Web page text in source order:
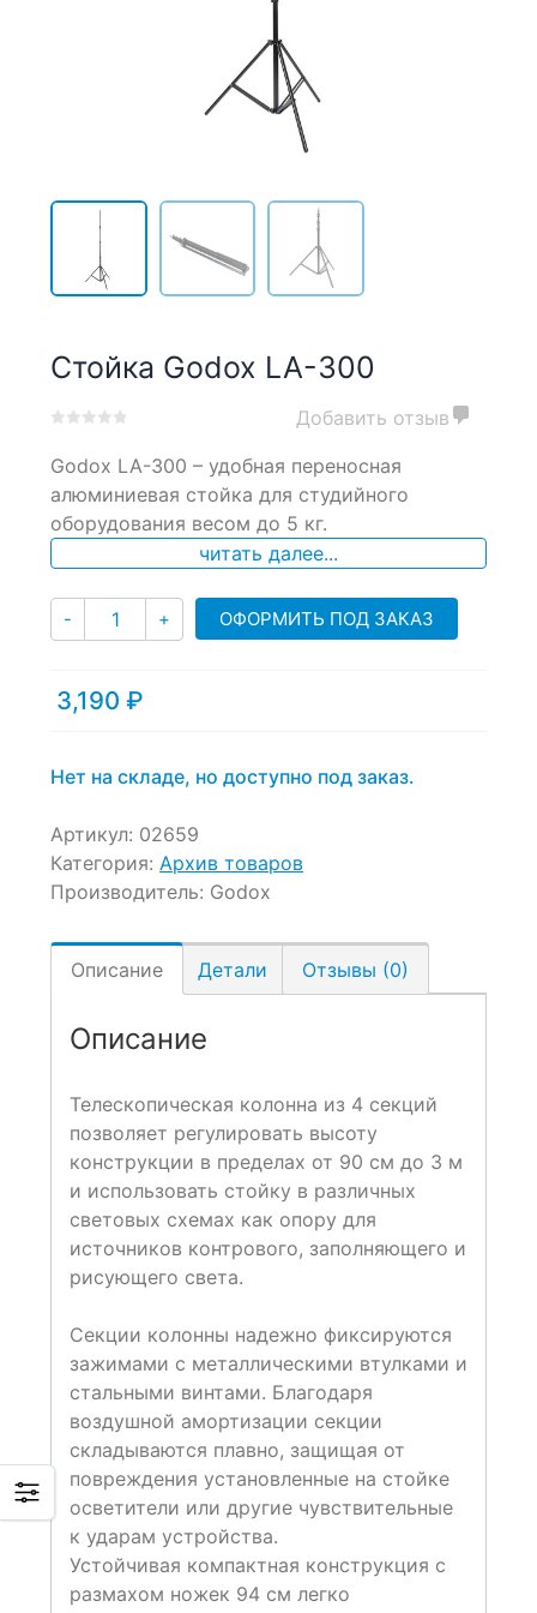
Стойка Godox LA-300
out
on
Добавить отзыв
Godox LA-300 – удобная переносная
алюминиевая стойка для студийного
оборудования весом до 5 кг.
читать далее...
- Количество
+ ОФОРМИТЬ ПОД ЗАКАЗ
3,190 ₽
Нет на складе, но доступно под заказ.
Артикул: 02659
Категория: Архив товаров
Производитель: Godox
Описание Детали Отзывы (0)
Описание
Телескопическая колонна из 4 секций
позволяет регулировать высоту
конструкции в пределах от 90 см до 3 м
и использовать стойку в различных
световых схемах как опору для
источников контрового, заполняющего и
рисующего света.
Секции колонны надежно фиксируются
зажимами с металлическими втулками и
стальными винтами. Благодаря
воздушной амортизации секции
складываются плавно, защищая от
повреждения установленные на стойке
осветители или другие чувствительные
к ударам устройства.
Устойчивая компактная конструкция с
размахом ножек 94 см легко